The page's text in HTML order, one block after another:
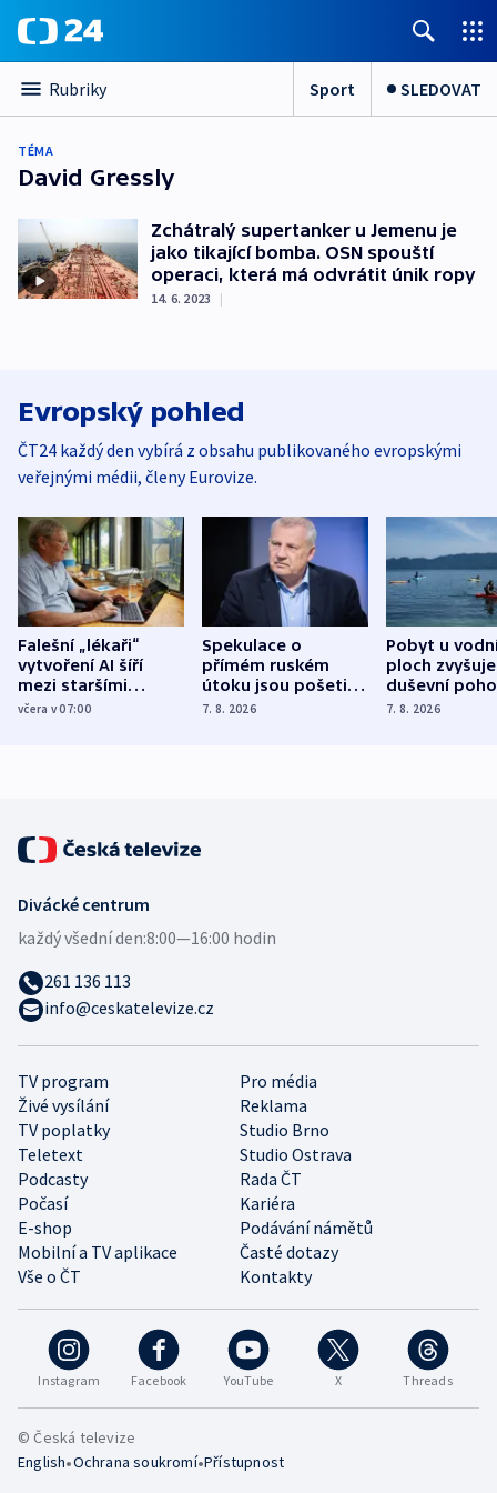
Rubriky Sport SLEDOVAT
TÉMA
David Gressly
Zchátralý supertanker u Jemenu je
jako tikající bomba. OSN spouští
operaci, která má odvrátit únik ropy
14. 6. 2023 |
Evropský pohled
ČT24 každý den vybírá z obsahu publikovaného evropskými
veřejnými médii, členy Eurovize.
Falešní „lékaři“
vytvoření AI šíří
mezi staršími
Poláky nebezpečné
včera v 07:00
Spekulace o
přímém ruském
útoku jsou pošetilé,
míní estonský
7. 8. 2026
Pobyt u
ploch zvyšuje
duševní
ukázala
7. 8. 2026
Instagram Facebook YouTube X Threads
TV program
Pro média
Živé vysílání
Reklama
TV poplatky
Studio Brno
Teletext
Studio Ostrava
Podcasty
Rada ČT
Počasí
Kariéra
E-shop
Podávání námětů
Mobilní a TV aplikace
Časté dotazy
Vše o ČT
Kontakty
Divácké centrum
každý všední den:8:00—16:00 hodin
261 136 113
info@ceskatelevize.cz
© Česká televize
English•Ochrana soukromí•Přístupnost